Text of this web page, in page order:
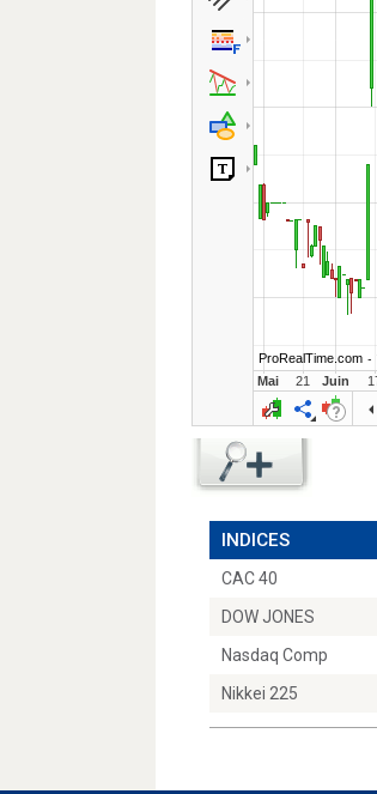
INDICES
CAC 40
DOW JONES
Nasdaq Comp
Nikkei 225